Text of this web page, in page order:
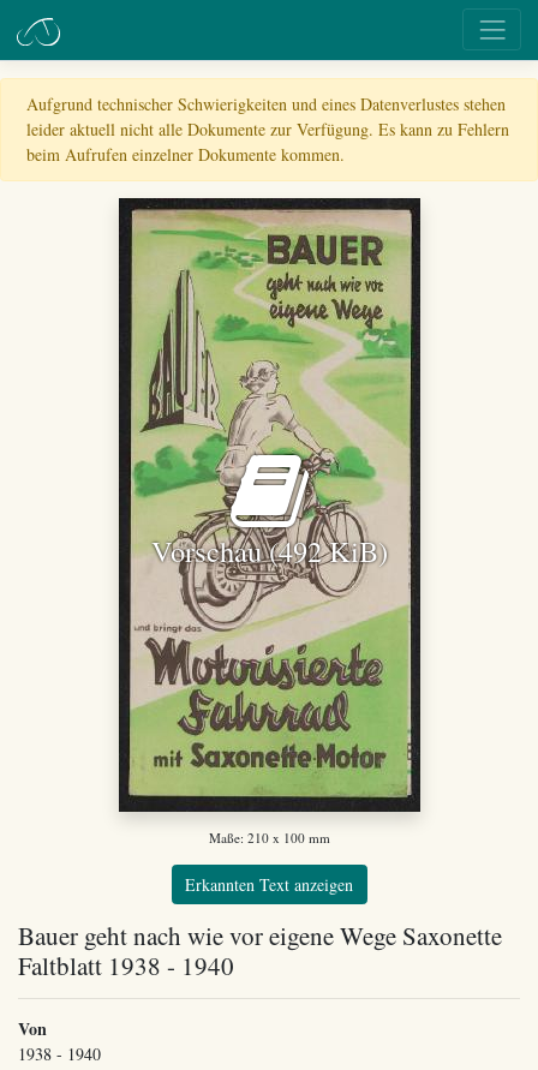
Aufgrund technischer Schwierigkeiten und eines Datenverlustes stehen
leider aktuell nicht alle Dokumente zur Verfügung. Es kann zu Fehlern
beim Aufrufen einzelner Dokumente kommen.
Vorschau (492 KiB)
Maße: 210 x 100 mm
Erkannten Text anzeigen
Bauer geht nach wie vor eigene Wege Saxonette
Faltblatt 1938 - 1940
Von
1938 - 1940